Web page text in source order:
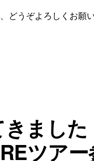
どうぞよろしくお願い
まし
ツアー